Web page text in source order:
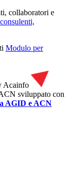
collaboratori e
Modulo per
Acainfo
sviluppato con
AGID e ACN